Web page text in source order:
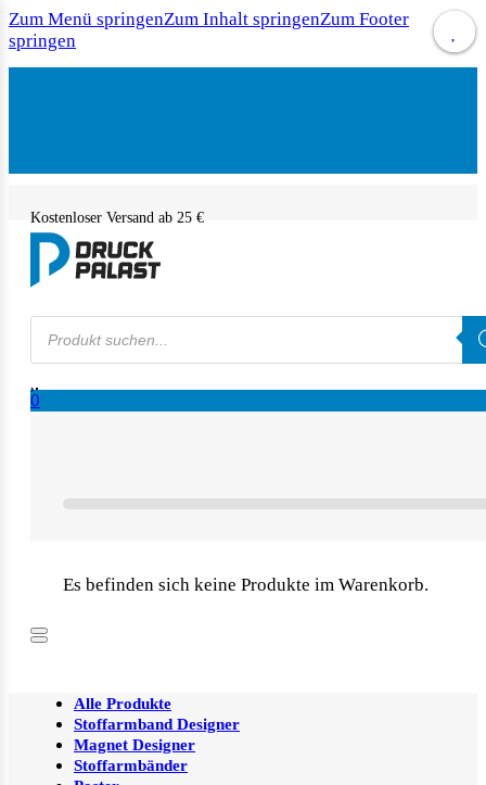
Zum Menü springenZum Inhalt springenZum Footer
springen
Kostenloser Versand ab 25 €
Products
search
0
Es befinden sich keine Produkte im Warenkorb.
Alle Produkte
Stoffarmband Designer
Magnet Designer
Stoffarmbänder